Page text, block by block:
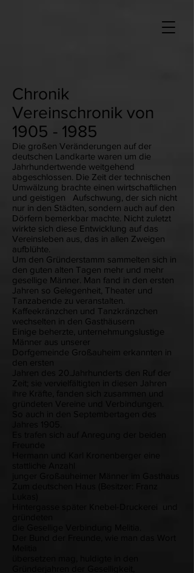
Chronik
Vereinschronik von
1905 - 1985
Die großen Veränderungen auf der
deutschen Landkarte waren um die
Jahrhundertwende weitgehend
abgeschlossen. Die Zeit der technischen
Umwälzung brachte einen wirtschaftlichen
und geistigen Aufschwung, der sich nicht
nur in den Städten, sondern auch auf den
Dörfern bemerkbar machte. Nicht zuletzt
wirkte sich diese Entwicklung auf das
Vereinsleben aus, das in allen Zweigen
aufblühte.
Um den Gründerstamm sammelten sich in
den guten alten Tagen mehr und mehr
gesellige Männer. Man fand in den ersten
Jahren so Gelegenheit, Theater und
Tanzabende zu veranstalten.
Kaffeekränzchen und Tanzkränzchen
wechselten in den Gasthäusern
Einige beherzte, unternehmungslustige
Männer aus unserer
Dorfgemeinde Großauheim erkannten in
den ersten
Jahren des 20.Jahrhunderts den Ruf der
Zeit; sie vervielfältigten in diesen Jahren
ihre Kräfte, fanden sich zusammen und
gründeten Vereine und Verbindungen.